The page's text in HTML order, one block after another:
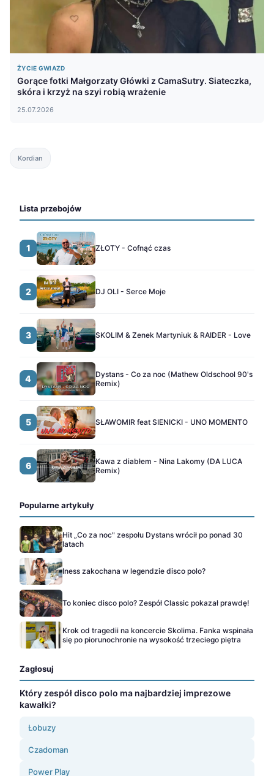
ŻYCIE GWIAZD
Gorące fotki Małgorzaty Główki z CamaSutry. Siateczka,
skóra i krzyż na szyi robią wrażenie
25.07.2026
Kordian
Lista przebojów
1 ZŁOTY - Cofnąć czas
2 DJ OLI - Serce Moje
3 SKOLIM & Zenek Martyniuk & RAIDER - Love
4
Dystans - Co za noc (Mathew Oldschool 90's
Remix)
5 SŁAWOMIR feat SIENICKI - UNO MOMENTO
6
Kawa z diabłem - Nina Lakomy (DA LUCA
Remix)
Popularne artykuły
Hit „Co za noc" zespołu Dystans wrócił po ponad 30
latach
Iness zakochana w legendzie disco polo?
To koniec disco polo? Zespół Classic pokazał prawdę!
Krok od tragedii na koncercie Skolima. Fanka wspinała
się po piorunochronie na wysokość trzeciego piętra
Zagłosuj
Który zespół disco polo ma najbardziej imprezowe
kawałki?
Łobuzy
Czadoman
Power Play